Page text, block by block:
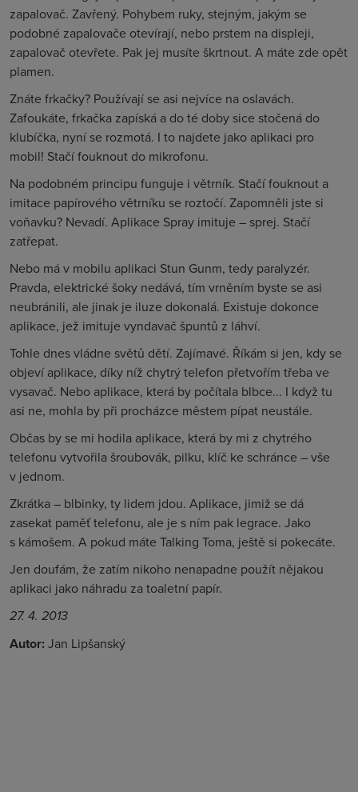
zapalovač. Zavřený. Pohybem ruky, stejným, jakým se
podobné zapalovače otevírají, nebo prstem na displeji,
zapalovač otevřete. Pak jej musíte škrtnout. A máte zde opět
plamen.
Znáte frkačky? Používají se asi nejvíce na oslavách.
Zafoukáte, frkačka zapíská a do té doby sice stočená do
klubíčka, nyní se rozmotá. I to najdete jako aplikaci pro
mobil! Stačí fouknout do mikrofonu.
Na podobném principu funguje i větrník. Stačí fouknout a
imitace papírového větrníku se roztočí. Zapomněli jste si
voňavku? Nevadí. Aplikace Spray imituje – sprej. Stačí
zatřepat.
Nebo má v mobilu aplikaci Stun Gunm, tedy paralyzér.
Pravda, elektrické šoky nedává, tím vrněním byste se asi
neubránili, ale jinak je iluze dokonalá. Existuje dokonce
aplikace, jež imituje vyndavač špuntů z láhví.
Tohle dnes vládne světů dětí. Zajímavé. Říkám si jen, kdy se
objeví aplikace, díky níž chytrý telefon přetvořím třeba ve
vysavač. Nebo aplikace, která by počítala blbce... I když tu
asi ne, mohla by při procházce městem pípat neustále.
Občas by se mi hodila aplikace, která by mi z chytrého
telefonu vytvořila šroubovák, pilku, klíč ke schránce – vše
v jednom.
Zkrátka – blbinky, ty lidem jdou. Aplikace, jimiž se dá
zasekat paměť telefonu, ale je s ním pak legrace. Jako
s kámošem. A pokud máte Talking Toma, ještě si pokecáte.
Jen doufám, že zatím nikoho nenapadne použít nějakou
aplikaci jako náhradu za toaletní papír.
27. 4. 2013
Autor: Jan Lipšanský